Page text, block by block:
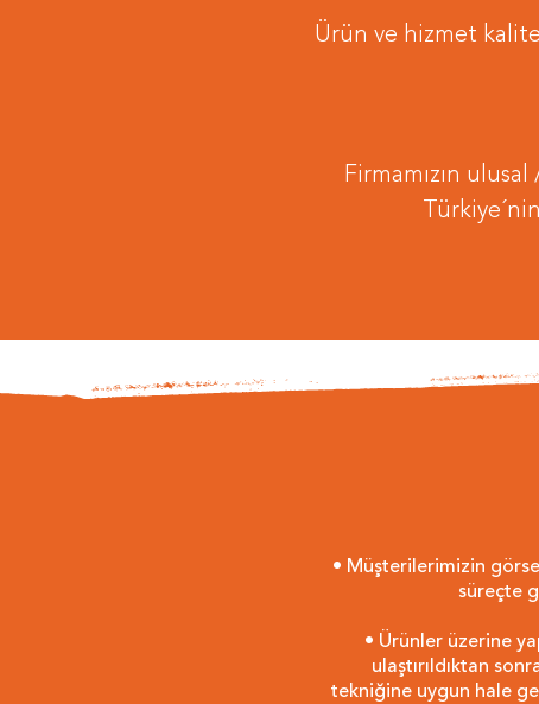
Ürün ve hizmet
Firmamızın
• Müşterilerimizin
süreçte
• Ürünler üzerine
ulaştırıldıktan
tekniğine uygun hale